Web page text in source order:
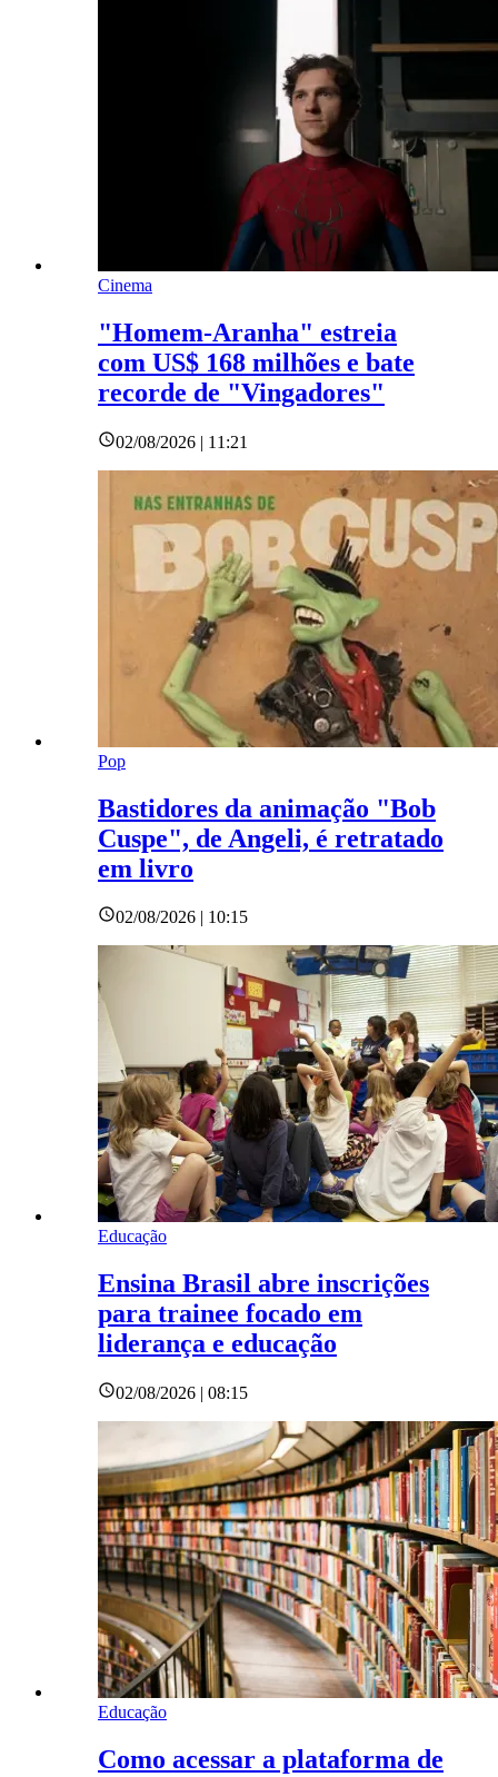
Cinema
"Homem-Aranha" estreia
com US$ 168 milhões e bate
recorde de "Vingadores"
02/08/2026 | 11:21
Pop
Bastidores da animação "Bob
Cuspe", de Angeli, é retratado
em livro
02/08/2026 | 10:15
Educação
Ensina Brasil abre inscrições
para trainee focado em
liderança e educação
02/08/2026 | 08:15
Educação
Como acessar a plataforma de